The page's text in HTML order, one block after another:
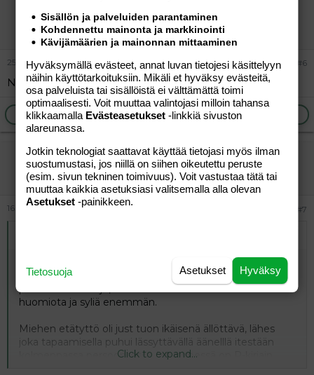
vierailija
Vieras
25.11.2025 #6
No loppuiko se lässytys?
Ilmoita asiaton viesti
vierailija
Vieras
16.12.2025 #7
Juu, niin taitaa tehdä, hakee huomiota ja sitä, että on
pieni. Kotona voi olla pieni kun päiväkodissa-eskarissa
pitää olla niin iso jo, on raskasta olla iso. Pienet saa
huomiota ja syliä enemmän.
Miehen etätyttö oli just tuon ikäisenä ällöttävä, lähes
joka tapaamisella puhui lässyttävällä äänelllä itestään
kolmennassa persoonsassa (etunimessä on R-kirjain,
Click to expand...
Sisällön ja palveluiden parantaminen
Kohdennettu mainonta ja markkinointi
Kävijämäärien ja mainonnan mittaaminen
Hyväksymällä evästeet, annat luvan tietojesi käsittelyyn
näihin käyttötarkoituksiin. Mikäli et hyväksy evästeitä,
osa palveluista tai sisällöistä ei välttämättä toimi
optimaalisesti. Voit muuttaa valintojasi milloin tahansa
klikkaamalla Evästeasetukset -linkkiä sivuston
alareunassa.
Jotkin teknologiat saattavat käyttää tietojasi myös ilman
suostumustasi, jos niillä on siihen oikeutettu peruste
(esim. sivun tekninen toimivuus). Voit vastustaa tätä tai
muuttaa kaikkia asetuksiasi valitsemalla alla olevan
Asetukset -painikkeen.
Hyväksy
Asetukset
Tietosuoja